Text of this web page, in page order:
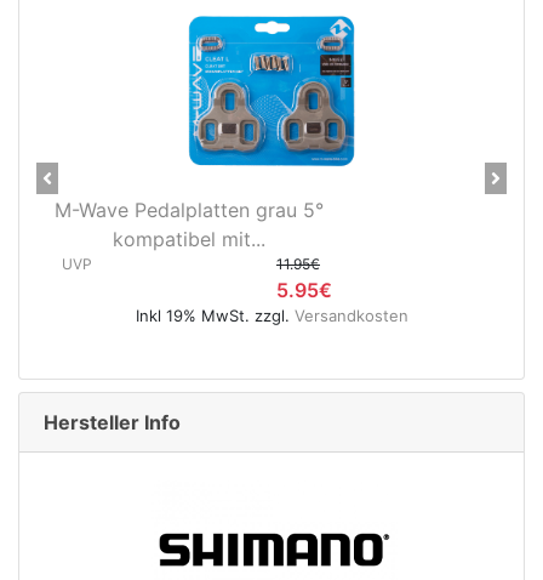
Novatec X-Light Disc
Hinterradnabe Boost CL
(12x148...
49.95€
Previous Next
Hersteller Info